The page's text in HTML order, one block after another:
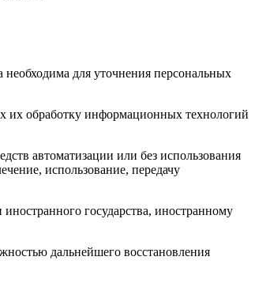
для уточнения персональных
их обработку информационных технологий
автоматизации или без использования
использование, передачу
государства, иностранному
дальнейшего восстановления